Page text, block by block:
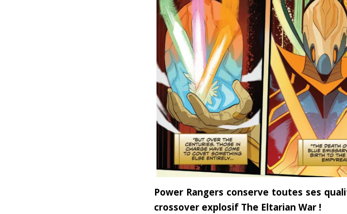
Power Rangers conserve toutes ses
crossover explosif The Eltarian War !